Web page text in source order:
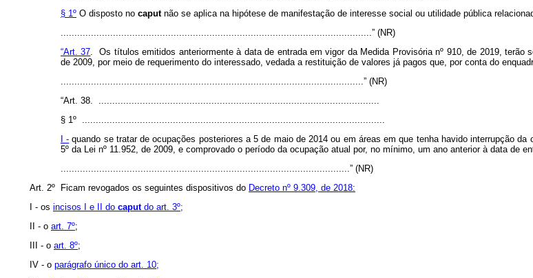
§ 1º O disposto no caput não se aplica na hipótese de manifestação de interesse social ou utilidade pública
.................................................................................................................” (NR)
“Art. 37. Os títulos emitidos anteriormente à data de entrada em vigor da Medida Provisória nº 910, de 2019, terão
de 2009, por meio de requerimento do interessado, vedada a restituição de valores já pagos que, por conta do
..............................................................................................................” (NR)
“Art. 38. ......................................................................................................
§ 1º ..............................................................................................................
I - quando se tratar de ocupações posteriores a 5 de maio de 2014 ou em áreas em que tenha havido interrupção
5º da Lei nº 11.952, de 2009, e comprovado o período da ocupação atual por, no mínimo, um ano anterior à data de
.........................................................................................................” (NR)
Art. 2º Ficam revogados os seguintes dispositivos do Decreto nº 9.309, de 2018:
I - os incisos I e II do caput do art. 3º;
II - o art. 7º;
III - o art. 8º;
IV - o parágrafo único do art. 10;